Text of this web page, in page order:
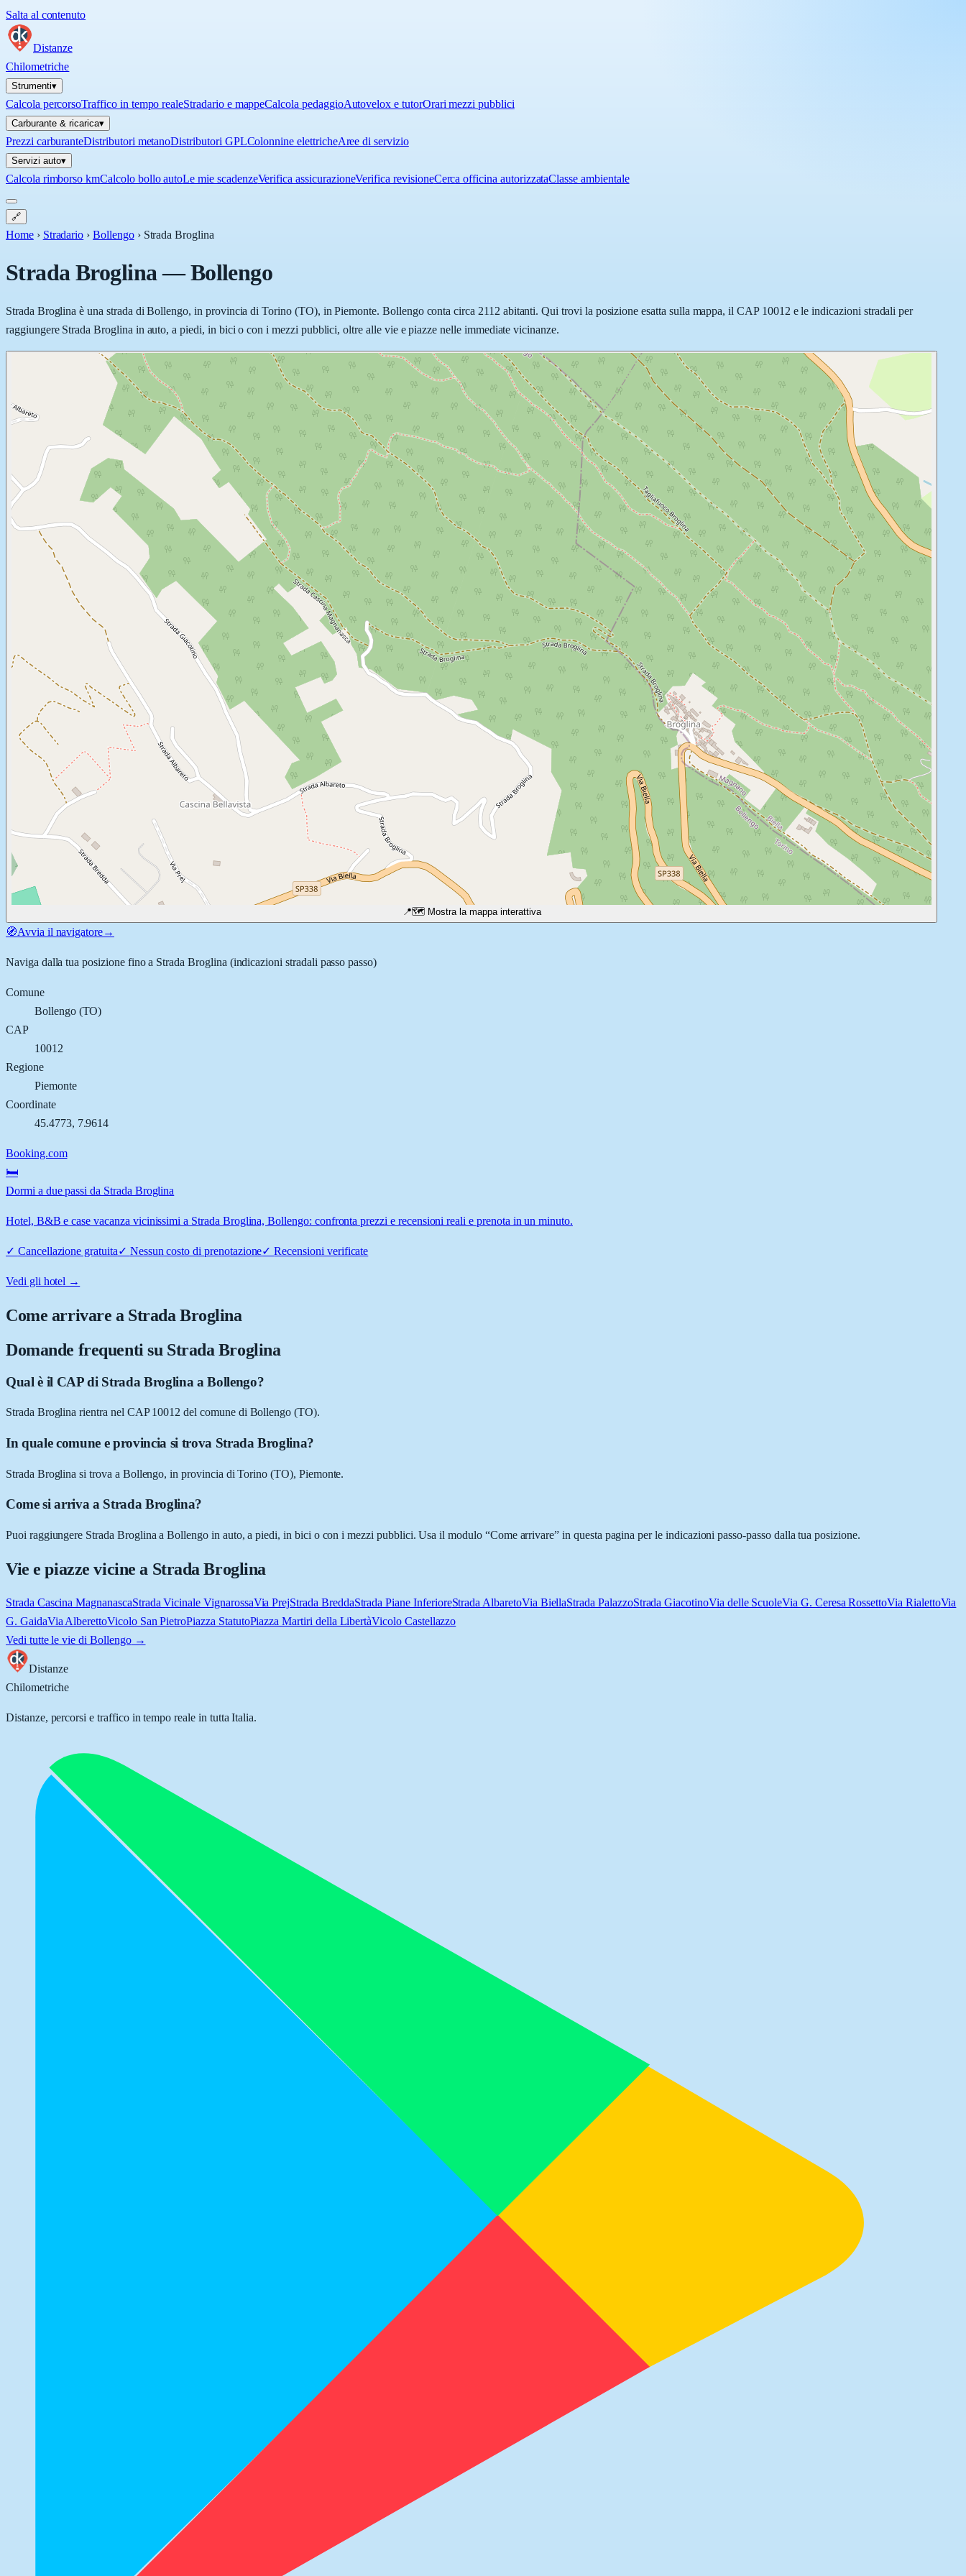
Salta al contenuto
Distanze
Chilometriche
Strumenti▾
Calcola percorsoTraffico in tempo realeStradario e mappeCalcola pedaggioAutovelox e tutorOrari mezzi pubblici
Carburante & ricarica▾
Prezzi carburanteDistributori metanoDistributori GPLColonnine elettricheAree di servizio
Servizi auto▾
Calcola rimborso kmCalcolo bollo autoLe mie scadenzeVerifica assicurazioneVerifica revisioneCerca officina autorizzataClasse ambientale
🔗
Home › Stradario › Bollengo › Strada Broglina
Strada Broglina—Bollengo
Strada Broglina è una strada di Bollengo, in provincia di Torino (TO), in Piemonte. Bollengo conta circa 2112 abitanti. Qui trovi la posizione esatta sulla mappa, il CAP 10012 e le indicazioni stradali per
raggiungere Strada Broglina in auto, a piedi, in bici o con i mezzi pubblici, oltre alle vie e piazze nelle immediate vicinanze.
📍🗺️ Mostra la mappa interattiva
🧭Avvia il navigatore→
Naviga dalla tua posizione fino a Strada Broglina (indicazioni stradali passo passo)
Comune
Bollengo(TO)
CAP
10012
Regione
Piemonte
Coordinate
45.4773, 7.9614
Booking.com
🛏️
Dormi a due passi da Strada Broglina
Hotel, B&B e case vacanza vicinissimi a Strada Broglina, Bollengo: confronta prezzi e recensioni reali e prenota in un minuto.
✓ Cancellazione gratuita✓ Nessun costo di prenotazione✓Recensioni verificate
Vedi gli hotel →
Come arrivare a Strada Broglina
Domande frequenti su Strada Broglina
Qual è il CAP di Strada Broglina a Bollengo?
Strada Broglina rientra nel CAP 10012 del comune di Bollengo (TO).
In quale comune e provincia si trova Strada Broglina?
Strada Broglina si trova a Bollengo, in provincia di Torino (TO), Piemonte.
Come si arriva a Strada Broglina?
Puoi raggiungere Strada Broglina a Bollengo in auto, a piedi, in bici o con i mezzi pubblici. Usa il modulo “Come arrivare” in questa pagina per le indicazioni passo-passo dalla tua posizione.
Vie e piazze vicine a Strada Broglina
Strada Cascina MagnanascaStrada Vicinale VignarossaVia PrejStrada BreddaStrada Piane InferioreStrada AlbaretoVia BiellaStrada PalazzoStrada GiacotinoVia delle ScuoleVia G. Ceresa RossettoVia RialettoVia
G. GaidaVia AlberettoVicolo San PietroPiazza StatutoPiazza Martiri della LibertàVicolo Castellazzo
Vedi tutte le vie di Bollengo→
Distanze
Chilometriche
Distanze, percorsi e traffico in tempo reale in tutta Italia.